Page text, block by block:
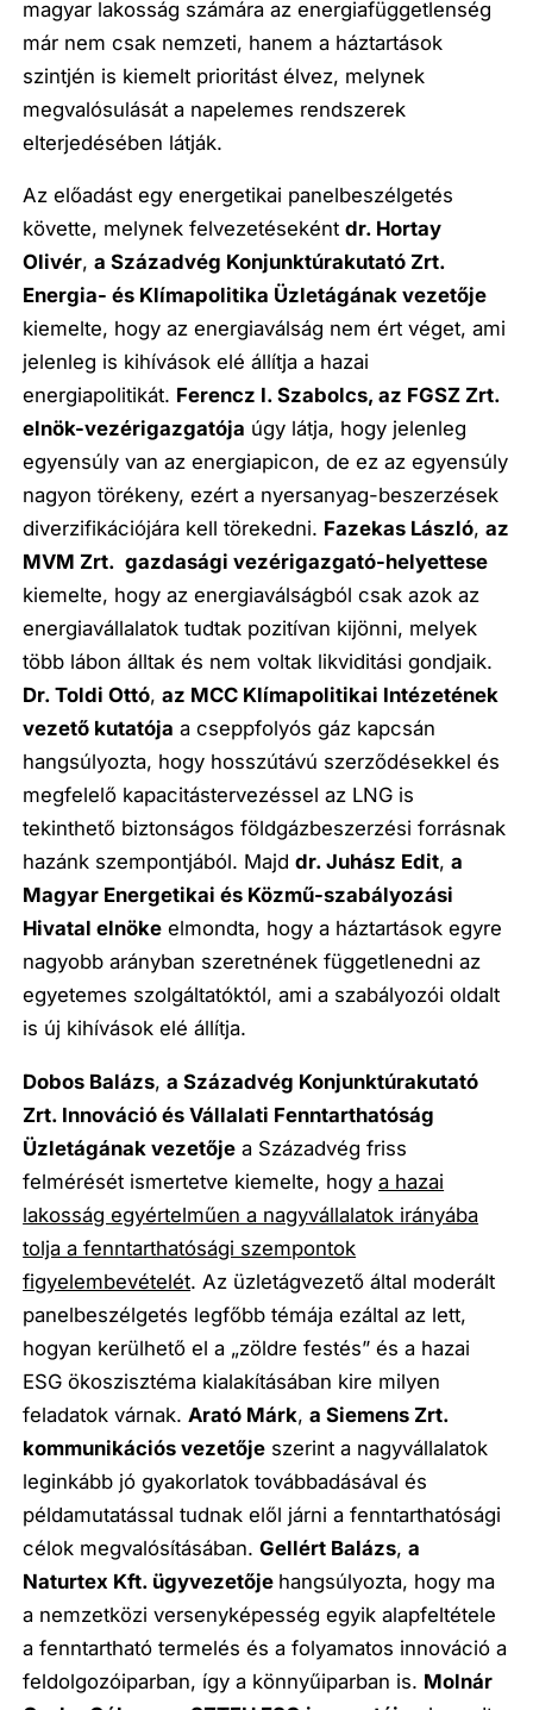
magyar lakosság számára az energiafüggetlenség
már nem csak nemzeti, hanem a háztartások
szintjén is kiemelt prioritást élvez, melynek
megvalósulását a napelemes rendszerek
elterjedésében látják.
Az előadást egy energetikai panelbeszélgetés
követte, melynek felvezetésekéntdr. Hortay
Olivér,a Századvég Konjunktúrakutató Zrt.
Energia- és Klímapolitika Üzletágának vezetője
kiemelte, hogy az energiaválság nem ért véget, ami
jelenleg is kihívások elé állítja a hazai
energiapolitikát. Ferencz I. Szabolcs, az FGSZ Zrt.
elnök-vezérigazgatója úgy látja, hogy jelenleg
egyensúly van az energiapicon, de ez az egyensúly
nagyon törékeny, ezért a nyersanyag-beszerzések
diverzifikációjára kell törekedni. Fazekas László,az
MVM Zrt. gazdasági vezérigazgató-helyettese
kiemelte, hogy az energiaválságból csak azok az
energiavállalatok tudtak pozitívan kijönni, melyek
több lábon álltak és nem voltak likviditási gondjaik.
Dr. Toldi Ottó,az MCC Klímapolitikai Intézetének
vezető kutatója a cseppfolyós gáz kapcsán
hangsúlyozta, hogy hosszútávú szerződésekkel és
megfelelő kapacitástervezéssel az LNG is
tekinthető biztonságos földgázbeszerzési forrásnak
hazánk szempontjából. Majddr. Juhász Edit,a
Magyar Energetikai és Közmű-szabályozási
Hivatal elnöke elmondta, hogy a háztartások egyre
nagyobb arányban szeretnének függetlenedni az
egyetemes szolgáltatóktól, ami a szabályozói oldalt
is új kihívások elé állítja.
Dobos Balázs,a Századvég Konjunktúrakutató
Zrt. Innováció és Vállalati Fenntarthatóság
Üzletágának vezetője a Századvég friss
felmérését ismertetve kiemelte, hogya hazai
lakosság egyértelműen a nagyvállalatok irányába
tolja a fenntarthatósági szempontok
figyelembevételét. Az üzletágvezető által moderált
panelbeszélgetés legfőbb témája ezáltal az lett,
hogyan kerülhető el a „zöldre festés” és a hazai
ESG ökoszisztéma kialakításában kire milyen
feladatok várnak.Arató Márk,a Siemens Zrt.
kommunikációs vezetője szerint a nagyvállalatok
leginkább jó gyakorlatok továbbadásával és
példamutatással tudnak elől járni a fenntarthatósági
célok megvalósításában.Gellért Balázs,a
Naturtex Kft. ügyvezetője hangsúlyozta, hogy ma
a nemzetközi versenyképesség egyik alapfeltétele
a fenntartható termelés és a folyamatos innováció a
feldolgozóiparban, így a könnyűiparban is. Molnár